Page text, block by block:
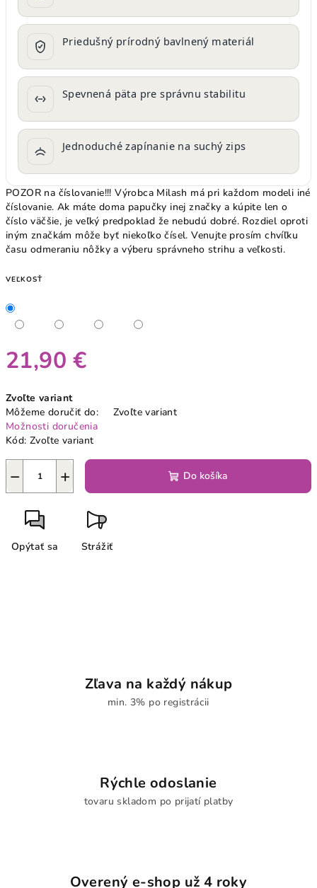
Priedušný prírodný bavlnený materiál
Spevnená päta pre správnu stabilitu
Jednoduché zapínanie na suchý zips
POZOR na číslovanie!!! Výrobca Milash má pri každom modeli iné
číslovanie. Ak máte doma papučky inej značky a kúpite len o
číslo väčšie, je veľký predpoklad že nebudú dobré. Rozdiel oproti
iným značkám môže byť niekoľko čísel. Venujte prosím chvíľku
času odmeraniu nôžky a výberu správneho strihu a veľkosti.
VEĽKOSŤ
21,90 €
cena:
Zvoľte variant
Môžeme doručiť do:
Zvoľte variant
Možnosti doručenia
Kód: Zvoľte variant
+
− Do košíka
Opýtať sa Strážiť
Zľava na každý nákup
min. 3% po registrácii
Rýchle odoslanie
tovaru skladom po prijatí platby
Overený e-shop už 4 roky